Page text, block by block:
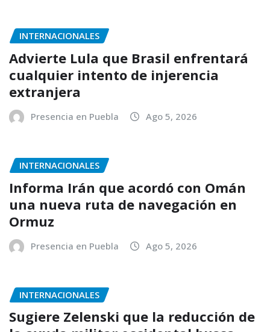
INTERNACIONALES
Advierte Lula que Brasil enfrentará
cualquier intento de injerencia
extranjera
Presencia en Puebla Ago 5, 2026
INTERNACIONALES
Informa Irán que acordó con Omán
una nueva ruta de navegación en
Ormuz
Presencia en Puebla Ago 5, 2026
INTERNACIONALES
Sugiere Zelenski que la reducción de